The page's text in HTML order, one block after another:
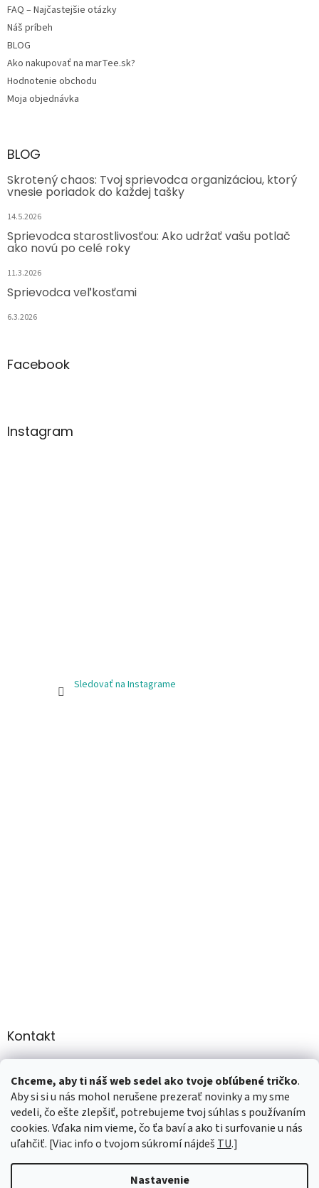
Chceme, aby ti náš web sedel ako tvoje obľúbené tričko.
Aby si si u nás mohol nerušene prezerať novinky a my sme
vedeli, čo ešte zlepšiť, potrebujeme tvoj súhlas s používaním
cookies. Vďaka nim vieme, čo ťa baví a ako ti surfovanie u nás
uľahčiť. [Viac info o tvojom súkromí nájdeš TU.]
Nastavenie
FAQ – Najčastejšie otázky
Náš príbeh
BLOG
Ako nakupovať na marTee.sk?
Hodnotenie obchodu
Moja objednávka
BLOG
Skrotený chaos: Tvoj sprievodca organizáciou, ktorý
vnesie poriadok do každej tašky
14.5.2026
Sprievodca starostlivosťou: Ako udržať vašu potlač
ako novú po celé roky
11.3.2026
Sprievodca veľkosťami
6.3.2026
Facebook
Instagram
Sledovať na Instagrame
Kontakt
+421 907947783
Vytvoril Shoptet